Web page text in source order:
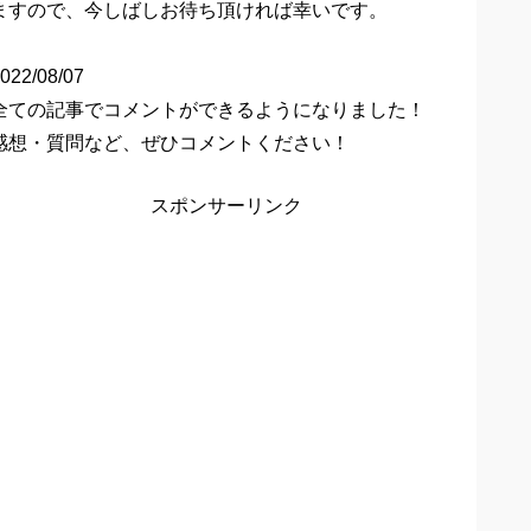
すので、今しばしお待ち頂ければ幸いです。
08/07
ての記事でコメントができるようになりました！
想・質問など、ぜひコメントください！
スポンサーリンク